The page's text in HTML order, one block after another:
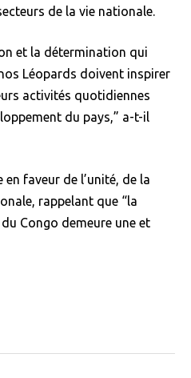
de la vie nationale.
et la détermination qui
Léopards doivent inspirer
activités quotidiennes
du pays,” a-t-il
faveur de l’unité, de la
rappelant que “la
Congo demeure une et